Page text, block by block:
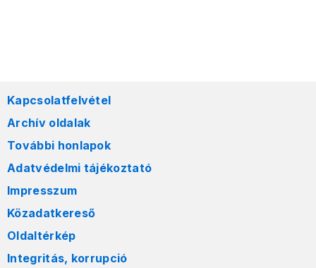
Kapcsolatfelvétel
Archív oldalak
További honlapok
Adatvédelmi tájékoztató
Impresszum
Közadatkereső
Oldaltérkép
Integritás, korrupció